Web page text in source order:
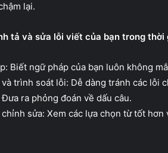
lại.
tả và sửa lỗi viết của bạn trong thời
Biết ngữ pháp của bạn luôn không
trình soát lỗi: Dễ dàng tránh các lỗi
ra phỏng đoán về dấu câu.
sửa: Xem các lựa chọn từ tốt